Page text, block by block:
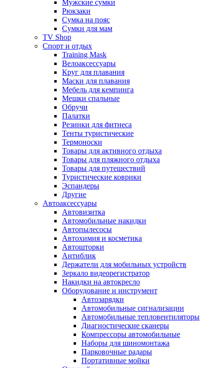
Мужские сумки
Рюкзаки
Сумка на пояс
Сумки для мам
TV Shop
Спорт и отдых
Training Mask
Велоаксессуары
Круг для плавания
Маски для плавания
Мебель для кемпинга
Мешки спальные
Обручи
Палатки
Резинки для фитнеса
Тенты туристические
Термоноски
Товары для активного отдыха
Товары для пляжного отдыха
Товары для путешествий
Туристические коврики
Эспандеры
Другие
Автоаксессуары
Автовизитка
Автомобильные накидки
Автопылесосы
Автохимия и косметика
Автошторки
Антиблик
Держатели для мобильных устройств
Зеркало видеорегистратор
Накидки на автокресло
Оборудование и инструмент
Автозарядки
Автомобильные сигнализации
Автомобильные тепловентиляторы
Диагностические сканеры
Компрессоры автомобильные
Наборы для шиномонтажа
Парковочные радары
Портативные мойки